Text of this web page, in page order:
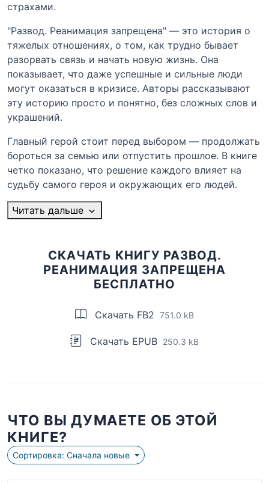
страхами.
"Развод. Реанимация запрещена" — это история о
тяжелых отношениях, о том, как трудно бывает
разорвать связь и начать новую жизнь. Она
показывает, что даже успешные и сильные люди
могут оказаться в кризисе. Авторы рассказывают
эту историю просто и понятно, без сложных слов и
украшений.
Главный герой стоит перед выбором — продолжать
бороться за семью или отпустить прошлое. В книге
четко показано, что решение каждого влияет на
судьбу самого героя и окружающих его людей.
Читать дальше
СКАЧАТЬ КНИГУ РАЗВОД.
РЕАНИМАЦИЯ ЗАПРЕЩЕНА
БЕСПЛАТНО
Скачать FB2 751.0 kB
Скачать EPUB 250.3 kB
ЧТО ВЫ ДУМАЕТЕ ОБ ЭТОЙ
КНИГЕ?
Сортировка: Сначала новые